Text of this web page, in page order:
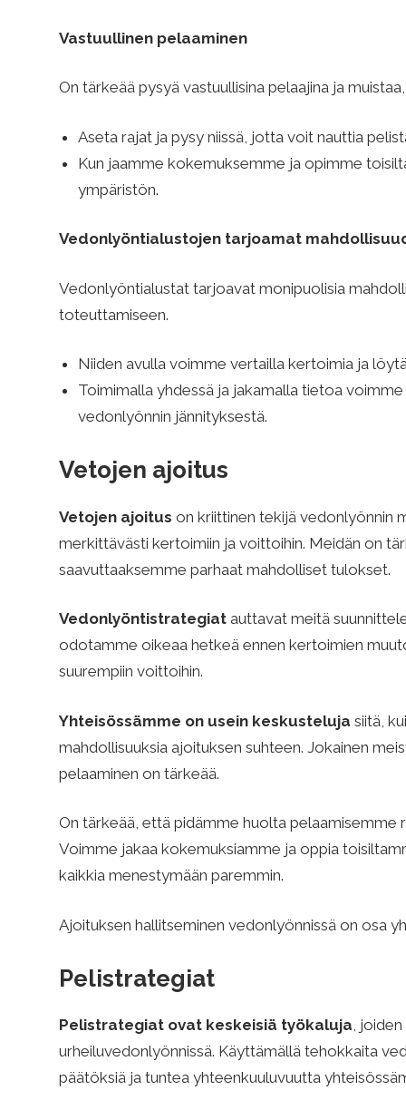
t
i
s
r
a
t
e
g
i
a
Vastuullinen pelaaminen
On tärkeää pysyä vastuullisina pelaajina ja
Aseta rajat ja pysy niissä, jotta voit nauttia
Kun jaamme kokemuksemme ja opimme
ympäristön.
Vedonlyöntialustojen tarjoamat
Vedonlyöntialustat tarjoavat monipuolisia
toteuttamiseen.
Niiden avulla voimme vertailla kertoimia ja
Toimimalla yhdessä ja jakamalla tietoa
vedonlyönnin jännityksestä.
Vetojen ajoitus
Vetojen ajoitus on kriittinen tekijä vedonlyönnin
merkittävästi kertoimiin ja voittoihin. Meidän on
saavuttaaksemme parhaat mahdolliset tulokset.
Vedonlyöntistrategiatauttavat meitä
odotamme oikeaa hetkeä ennen kertoimien
suurempiin voittoihin.
Yhteisössämme on usein keskusteluja siitä,
mahdollisuuksia ajoituksen suhteen. Jokainen
pelaaminen on tärkeää.
On tärkeää, että pidämme huolta pelaamisemme
Voimme jakaa kokemuksiamme ja oppia
kaikkia menestymään paremmin.
Ajoituksen hallitseminen vedonlyönnissä on osa
Pelistrategiat
Pelistrategiat ovat keskeisiä työkaluja,
urheiluvedonlyönnissä. Käyttämällä tehokkaita
päätöksiä ja tuntea yhteenkuuluvuutta